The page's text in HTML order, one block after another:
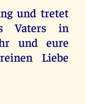
und tretet
Vaters in
und eure
Liebe